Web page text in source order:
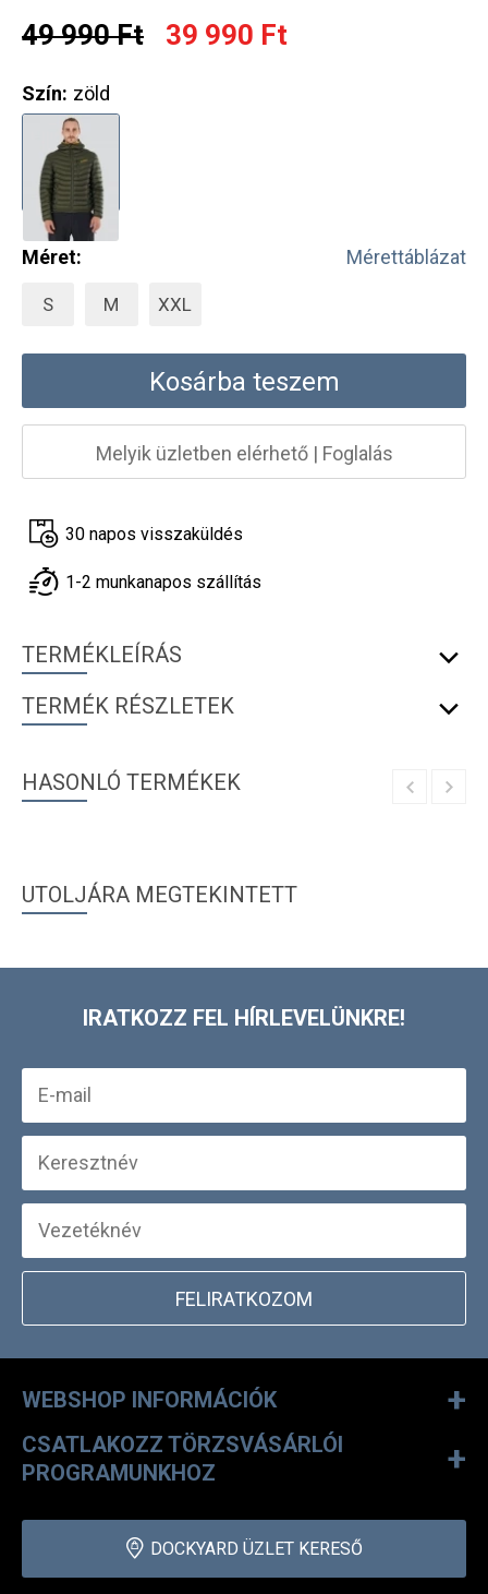
TERMÉKLEÍRÁS
TERMÉK RÉSZLETEK
49 990 Ft 39 990 Ft
Szín: zöld
Méret: Mérettáblázat
S M XXL
Kosárba teszem
Melyik üzletben elérhető| Foglalás
30 napos visszaküldés
1-2 munkanapos szállítás
HASONLÓ TERMÉKEK
UTOLJÁRA MEGTEKINTETT
IRATKOZZ FEL HÍRLEVELÜNKRE!
FELIRATKOZOM
WEBSHOP INFORMÁCIÓK +
CSATLAKOZZ TÖRZSVÁSÁRLÓI
PROGRAMUNKHOZ
+
DOCKYARD ÜZLET KERESŐ